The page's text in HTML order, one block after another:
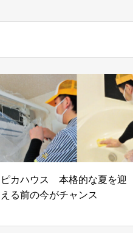
ピカハウス 本格的な夏を迎
える前の今がチャンス